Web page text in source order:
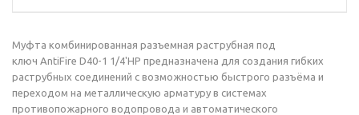
Муфта комбинированная разъемная раструбная под
ключ AntiFire D40-1 1/4'НР предназначена для создания гибких
раструбных соединений с возможностью быстрого разъёма и
переходом на металлическую арматуру в системах
противопожарного водопровода и автоматического